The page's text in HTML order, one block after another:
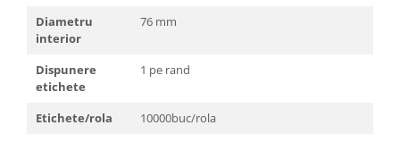
Diametru
interior
76 mm
Dispunere
etichete
1 pe rand
Etichete/rola 10000buc/rola